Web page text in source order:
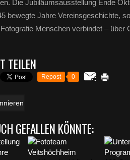
Die Jubiläumsausstellung Ende
bewegte Jahre Vereinsgeschichte,
Menschen verbindet – über
TEILEN
Repost 0
GEFALLEN KÖNNTE: